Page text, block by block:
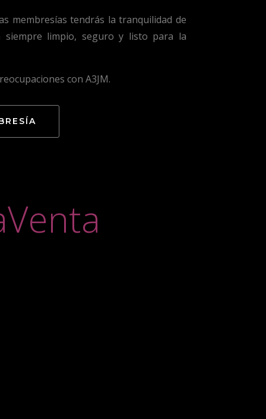
membresías tendrás la tranquilidad de
siempre limpio, seguro y listo para la
con A3JM.